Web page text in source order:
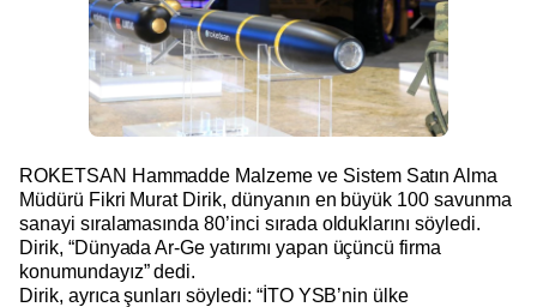
ROKETSAN Hammadde Malzeme ve Sistem Satın Alma
Müdürü Fikri Murat Dirik, dünyanın en büyük 100 savunma
sanayi sıralamasında 80’inci sırada olduklarını söyledi.
Dirik, “Dünyada Ar-Ge yatırımı yapan üçüncü firma
konumundayız” dedi.
Dirik, ayrıca şunları söyledi: “İTO YSB’nin ülke